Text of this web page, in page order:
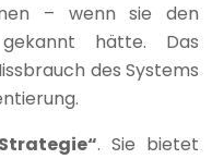
– wenn sie den
hätte. Das
des Systems
. Sie bietet